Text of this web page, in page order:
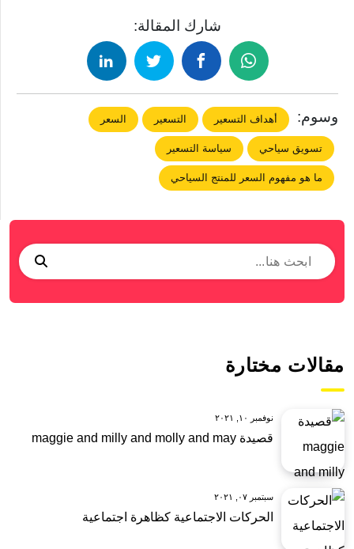
شارك المقالة:
وسوم: أهداف التسعير التسعير السعر
تسويق سياحي سياسة التسعير
ما هو مفهوم السعر للمنتج السياحي
مقالات مختارة
نوفمبر ١٠, ٢٠٢١
قصيدة maggie and milly and molly and may
سبتمبر ٠٧, ٢٠٢١
الحركات الاجتماعية كظاهرة اجتماعية